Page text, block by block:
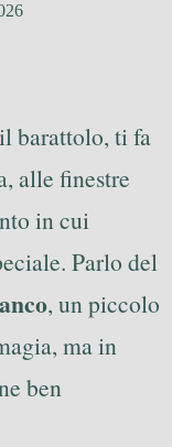
barattolo, ti fa
alle finestre
in cui
Parlo del
, un piccolo
ma in
ben